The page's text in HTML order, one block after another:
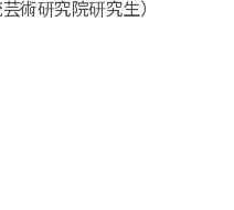
術研究院研究生）